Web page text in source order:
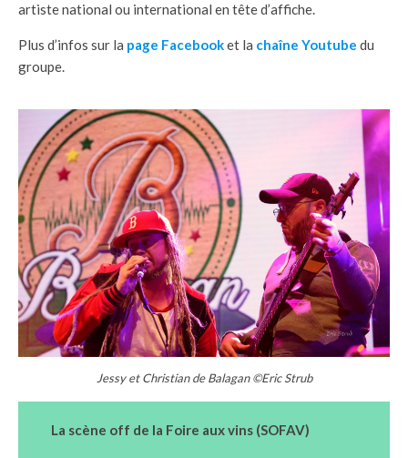
artiste national ou international en tête d’affiche.
Plus d’infos sur la page Facebooket la chaîne Youtube du
groupe.
Jessy et Christian de Balagan ©Eric Strub
La scène off de la Foire aux vins (SOFAV)